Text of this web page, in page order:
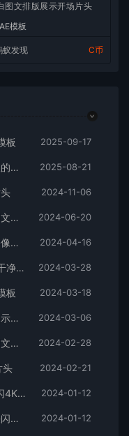
图文排版展示开场片头
AE模板
蚁发现 C币
板 2025-09-17
AE模板-含RGB像差效果和扫光光效的快速logo开场 2025-08-21
2024-11-06
AE模板-鼓点卡点节奏感时尚黑白图文排版展示开场片头 2024-06-20
AE模板-极简主义平滑流畅的干净影像排版展示开场 2024-04-16
AE模板-横竖2版多图影像剪辑开场干净平滑时尚片头 2024-03-28
板 2024-03-18
AE模板-时尚影像剪辑拼贴的开场展示片头 2024-03-06
AE模板-动态韵律卡点节奏感平滑图文拼贴宣传片头 2024-02-28
头 2024-02-21
AE模板-2024卡点节奏感的创意快闪4K宣传片头 2024-01-12
AE模板-抖音等自媒体的重踏卡点快闪宣传开场 2024-01-12